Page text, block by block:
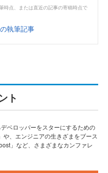
時点、または直近の記事の寄稿時点で
執筆記事
ト
ベロッパーをスターにするための
、エンジニアの生きざまをブース
」など、さまざまなカンファレ